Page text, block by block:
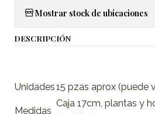
Mostrar stock de ubicaciones
DESCRIPCIÓN
Unidades15 pzas aprox (puede
Medidas
Caja 17cm, plantas y